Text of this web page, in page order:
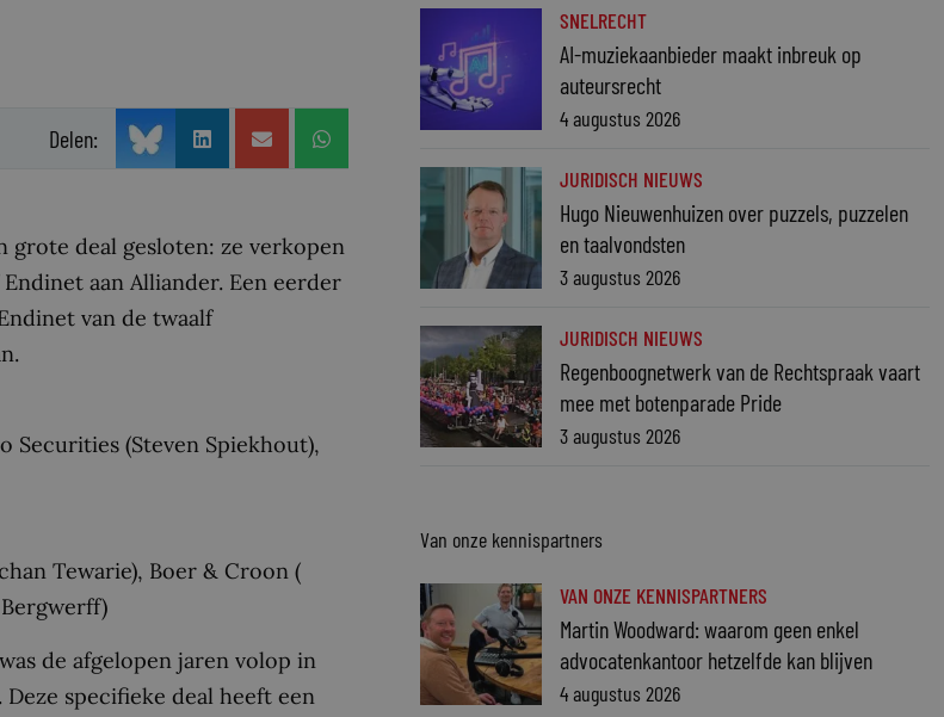
Delen:
grote deal gesloten: ze verkopen
aan Alliander. Een eerder
van de twaalf
Securities (Steven Spiekhout),
Tewarie), Boer & Croon (
de afgelopen jaren volop in
specifieke deal heeft een
SNELRECHT
AI-muziekaanbieder maakt inbreuk op
auteursrecht
4 augustus 2026
JURIDISCH NIEUWS
Hugo Nieuwenhuizen over puzzels, puzzelen
en taalvondsten
3 augustus 2026
JURIDISCH NIEUWS
Regenboognetwerk van de Rechtspraak vaart
mee met botenparade Pride
3 augustus 2026
Van onze kennispartners
VAN ONZE KENNISPARTNERS
Martin Woodward: waarom geen enkel
advocatenkantoor hetzelfde kan blijven
4 augustus 2026